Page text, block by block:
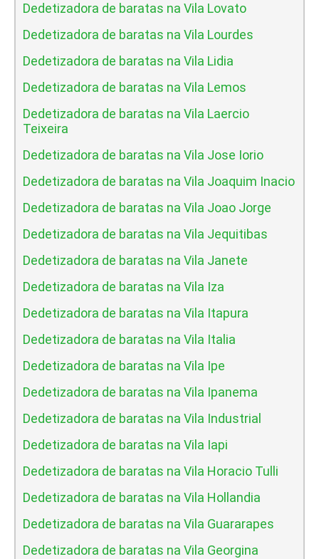
Dedetizadora de baratas na Vila Lovato
Dedetizadora de baratas na Vila Lourdes
Dedetizadora de baratas na Vila Lidia
Dedetizadora de baratas na Vila Lemos
Dedetizadora de baratas na Vila Laercio
Teixeira
Dedetizadora de baratas na Vila Jose Iorio
Dedetizadora de baratas na Vila Joaquim Inacio
Dedetizadora de baratas na Vila Joao Jorge
Dedetizadora de baratas na Vila Jequitibas
Dedetizadora de baratas na Vila Janete
Dedetizadora de baratas na Vila Iza
Dedetizadora de baratas na Vila Itapura
Dedetizadora de baratas na Vila Italia
Dedetizadora de baratas na Vila Ipe
Dedetizadora de baratas na Vila Ipanema
Dedetizadora de baratas na Vila Industrial
Dedetizadora de baratas na Vila Iapi
Dedetizadora de baratas na Vila Horacio Tulli
Dedetizadora de baratas na Vila Hollandia
Dedetizadora de baratas na Vila Guararapes
Dedetizadora de baratas na Vila Georgina